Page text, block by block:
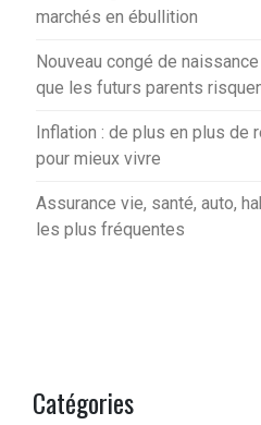
marchés en ébullition
Nouveau congé de
que les futurs parents
Inflation : de plus en plus de
pour mieux vivre
Assurance vie, santé, auto,
les plus fréquentes
Catégories